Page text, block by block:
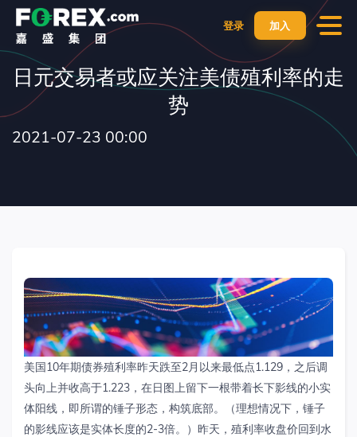
登录 加入
日元交易者或应关注美债殖利率的走
势
2021-07-23 00:00
美国10年期债券殖利率昨天跌至2月以来最低点1.129，之后调
头向上并收高于1.223，在日图上留下一根带着长下影线的小实
体阳线，即所谓的锤子形态，构筑底部。（理想情况下，锤子
的影线应该是实体长度的2-3倍。）昨天，殖利率收盘价回到水